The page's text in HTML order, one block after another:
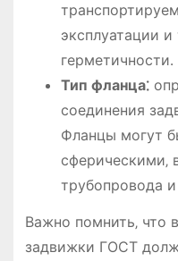
эксплуатации
герметичности․
Тип фланца⁚
соединения
Фланцы могут
сферическими‚
трубопровода и
Важно помнить‚ что
задвижки ГОСТ